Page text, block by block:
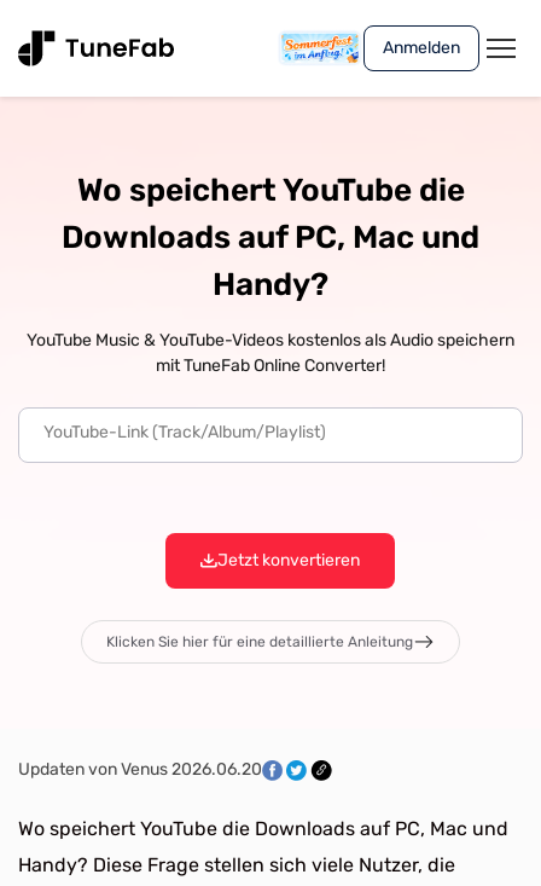
Anmelden
Wo speichert YouTube die
Downloads auf PC, Mac und
Handy?
YouTube Music & YouTube-Videos kostenlos als Audio speichern
mit TuneFab Online Converter!
Jetzt konvertieren
Klicken Sie hier für eine detaillierte Anleitung
Updaten von Venus 2026.06.20
Wo speichert YouTube die Downloads auf PC, Mac und
Handy? Diese Frage stellen sich viele Nutzer, die